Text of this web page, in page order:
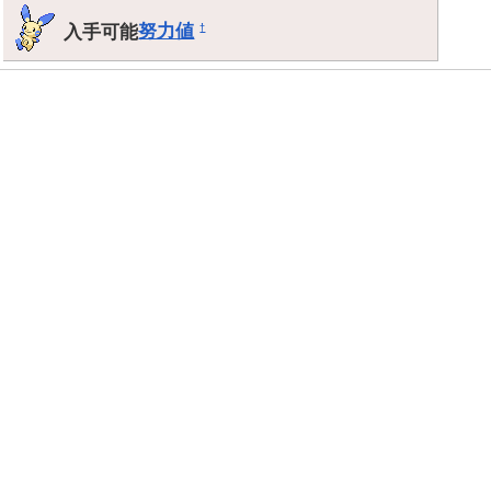
入手可能努力値 †